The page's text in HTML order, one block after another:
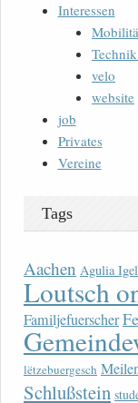
Interessen
velo
website
job
Privates
Vereine
Tags
Aachen Agulia Igel
Loutsch
Familjefuerscher
lëtzebuergesch
Schlußstein